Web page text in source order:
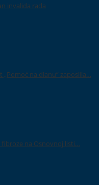
invalida rada
na dlanu“ zaposlila…
fibroze na Osnovnoj listi…